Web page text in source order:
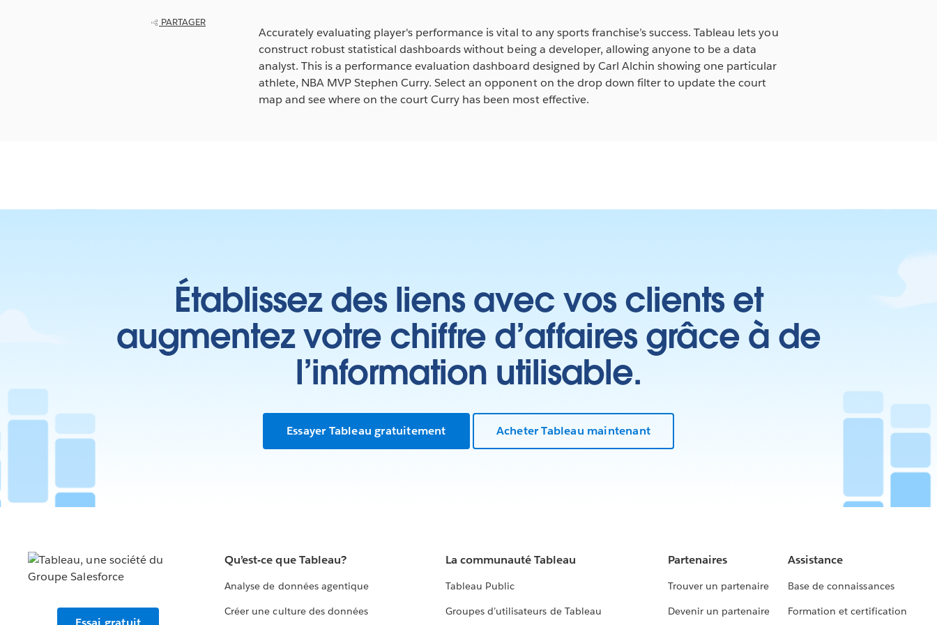
PARTAGER
Accurately evaluating player's performance is vital to any sports franchise’s success. Tableau lets you
construct robust statistical dashboards without being a developer, allowing anyone to be a data
analyst. This is a performance evaluation dashboard designed by Carl Alchin showing one particular
athlete, NBA MVP Stephen Curry. Select an opponent on the drop down filter to update the court
map and see where on the court Curry has been most effective.
Établissez des liens avec vos clients et
augmentez votre chiffre d’affaires grâce à de
l’information utilisable.
Essayer Tableau gratuitement Acheter Tableau maintenant
Qu’est-ce que Tableau?
Analyse de données agentique
Créer une culture des données
La communauté Tableau
Tableau Public
Groupes d’utilisateurs de Tableau
Partenaires
Trouver un partenaire
Devenir un partenaire
Assistance
Base de connaissances
Formation et certification